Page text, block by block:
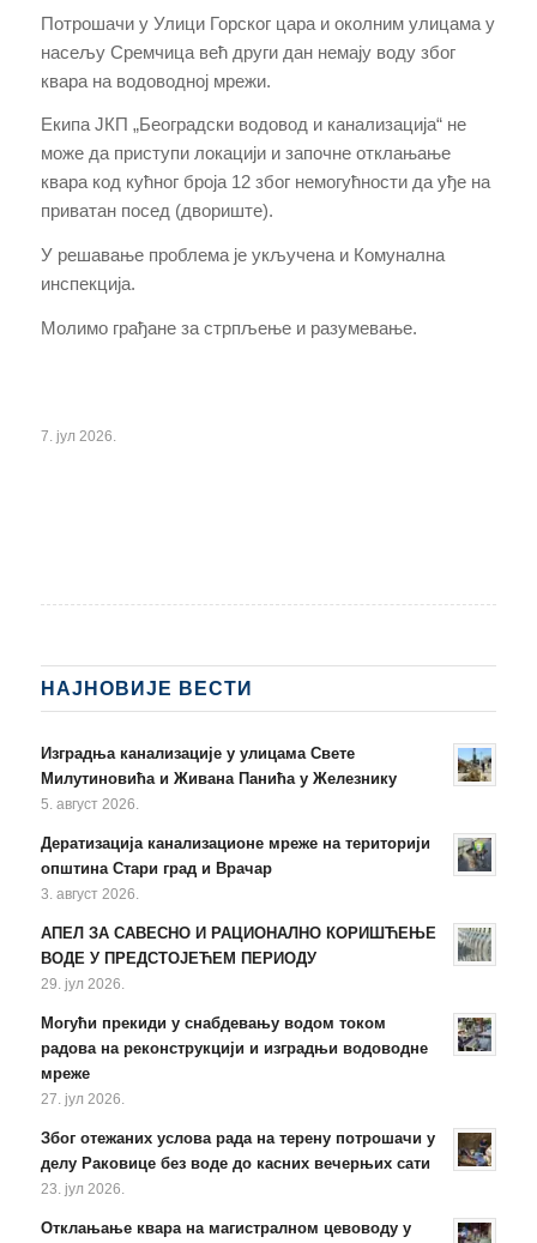
Потрошачи у Улици Горског цара и околним улицама у
насељу Сремчица већ други дан немају воду због
квара на водоводној мрежи.
Екипа ЈКП „Београдски водовод и канализација“ не
може да приступи локацији и започне отклањање
квара код кућног броја 12 због немогућности да уђе на
приватан посед (двориште).
У решавање проблема је укључена и Комунална
инспекција.
Молимо грађане за стрпљење и разумевање.
7. јул 2026.
НАЈНОВИЈЕ ВЕСТИ
Изградња канализације у улицама Свете
Милутиновића и Живана Панића у Железнику
5. август 2026.
Дератизација канализационе мреже на територији
општина Стари град и Врачар
3. август 2026.
АПЕЛ ЗА САВЕСНО И РАЦИОНАЛНО КОРИШЋЕЊЕ
ВОДЕ У ПРЕДСТОЈЕЋЕМ ПЕРИОДУ
29. јул 2026.
Могући прекиди у снабдевању водом током
радова на реконструкцији и изградњи водоводне
мреже
27. јул 2026.
Због отежаних услова рада на терену потрошачи у
делу Раковице без воде до касних вечерњих сати
23. јул 2026.
Отклањање квара на магистралном цевоводу у